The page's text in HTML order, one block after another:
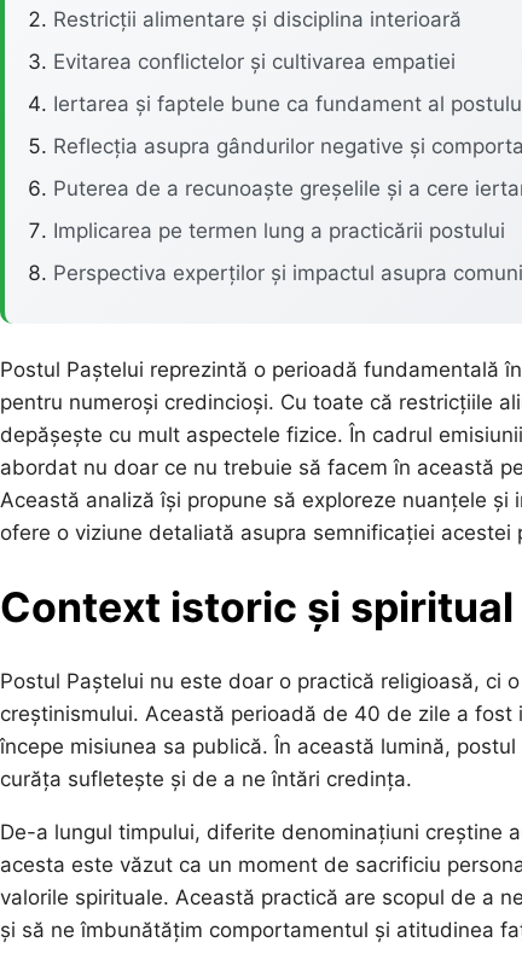
Restricții alimentare și disciplina interioară
Evitarea conflictelor și cultivarea empatiei
Iertarea și faptele bune ca fundament al
Reflecția asupra gândurilor negative și
Puterea de a recunoaște greșelile și a cere
Implicarea pe termen lung a practicării postului
Perspectiva experților și impactul asupra
Postul Paștelui reprezintă o perioadă fundamentală
pentru numeroși credincioși. Cu toate că restricțiile
depășește cu mult aspectele fizice. În cadrul
abordat nu doar ce nu trebuie să facem în această
Această analiză își propune să exploreze nuanțele și
ofere o viziune detaliată asupra semnificației acestei
Context istoric și
Postul Paștelui nu este doar o practică religioasă, ci
creștinismului. Această perioadă de 40 de zile a
începe misiunea sa publică. În această lumină,
curăța sufletește și de a ne întări credința.
De-a lungul timpului, diferite denominațiuni creștine
acesta este văzut ca un moment de sacrificiu
valorile spirituale. Această practică are scopul de a
și să ne îmbunătățim comportamentul și atitudinea